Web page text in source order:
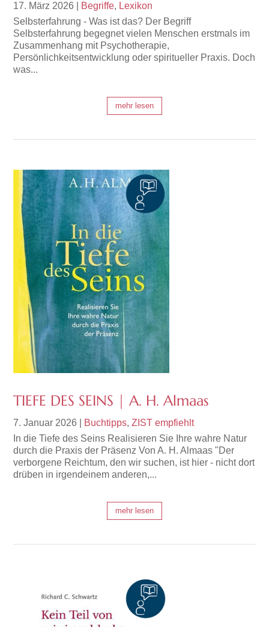
17. März 2026 Begriffe, Lexikon
Selbsterfahrung - Was ist das? Der Begriff
Selbsterfahrung begegnet vielen Menschen erstmals im
Zusammenhang mit Psychotherapie,
Persönlichkeitsentwicklung oder spiritueller Praxis. Doch
was...
mehr lesen
TIEFE DES SEINS | A. H. Almaas
7. Januar 2026 Buchtipps,ZIST empfiehlt
In die Tiefe des Seins Realisieren Sie Ihre wahre Natur
durch die Praxis der Präsenz Von A. H. Almaas "Der
verborgene Reichtum, den wir suchen, ist hier - nicht dort
drüben in irgendeinem anderen,...
mehr lesen